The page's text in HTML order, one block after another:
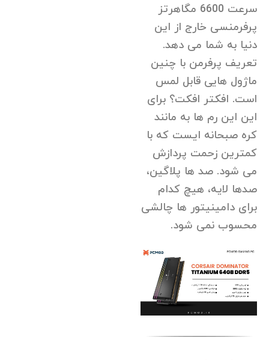
سرعت 6600 مگاهرتز
پرفرمنسی خارج از این
دنیا به شما می دهد.
تعریف پرفرمن با چنین
ماژول هایی قابل لمس
است. افکتر افکت؟ برای
این این رم ها به مانند
کره صبحانه ایست که با
کمترین زحمت پردازش
می شود. صد ها پلاگین،
صدها لایه، هیچ کدام
برای دامینیتور ها چالشی
محسوب نمی شود.